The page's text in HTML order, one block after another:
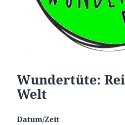
Wundertüte:
Welt
Datum/Zeit